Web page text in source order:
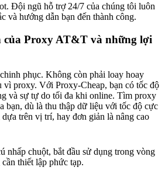
Đội ngũ hỗ trợ 24/7 của chúng tôi luôn
và hướng dẫn bạn đến thành công.
của Proxy AT&T và những lợi
phục. Không còn phải loay hoay
vì proxy. Với Proxy-Cheap, bạn có tốc độ
và sự tự do tối đa khi online. Tìm proxy
bạn, dù là thu thập dữ liệu với tốc độ cực
trên vị trí, hay đơn giản là nâng cao
nhấp chuột, bắt đầu sử dụng trong vòng
thiết lập phức tạp.